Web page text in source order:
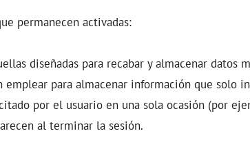
permanecen activadas:
diseñadas para recabar y almacenar datos
para almacenar información que solo
por el usuario en una sola ocasión (por
al terminar la sesión.